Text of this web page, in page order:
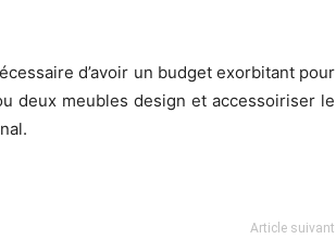
d’avoir un budget exorbitant pour
deux meubles design et accessoiriser le
Article suivant